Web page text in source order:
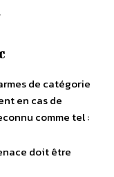
de catégorie
en cas de
comme tel :
doit être